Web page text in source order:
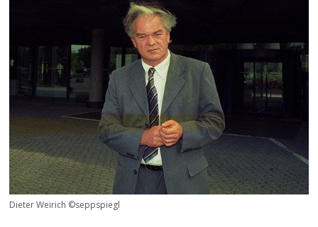
Dieter Weirich ©seppspiegl